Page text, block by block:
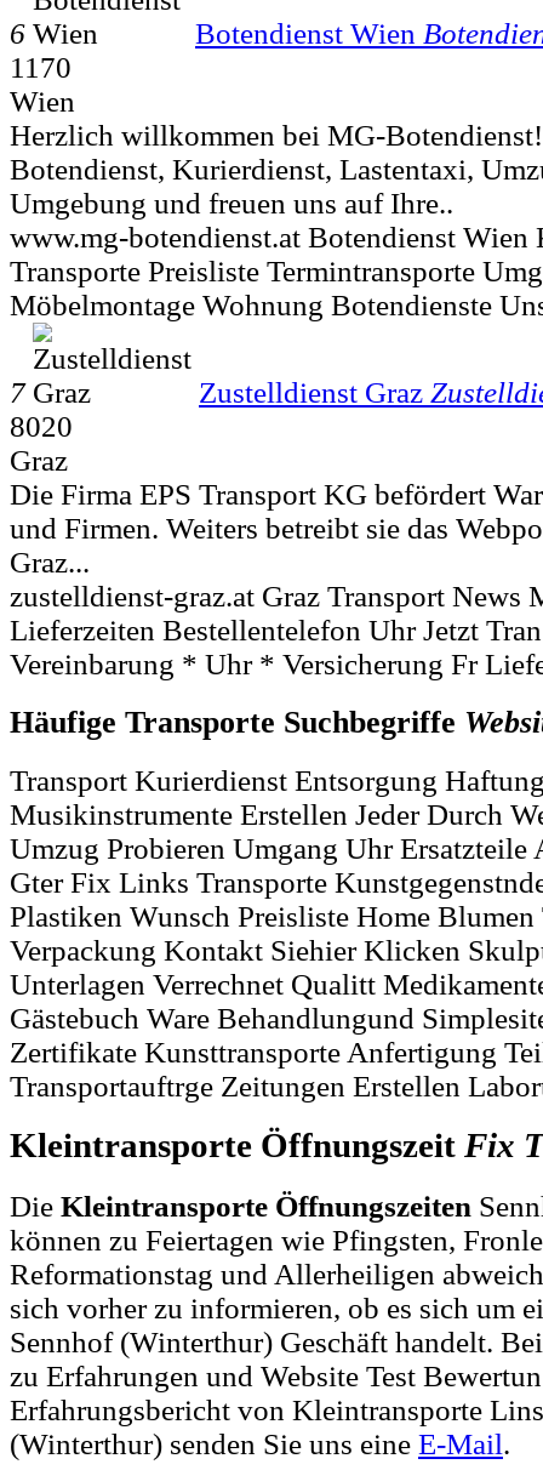
6 Botendienst Wien
1170
Wien
Herzlich willkommen bei MG-
Botendienst, Kurierdienst, Lastentaxi,
Umgebung und freuen uns auf Ihre..
www.mg-botendienst.at Botendienst
Transporte Preisliste Termintransporte
Möbelmontage Wohnung Botendienste
7 Zustelldienst Graz
8020
Graz
Die Firma EPS Transport KG befördert
und Firmen. Weiters betreibt sie das
Graz...
zustelldienst-graz.at Graz Transport
Lieferzeiten Bestellentelefon Uhr Jetzt
Vereinbarung * Uhr * Versicherung Fr
Häufige Transporte Suchbegriffe
Transport Kurierdienst Entsorgung
Musikinstrumente Erstellen Jeder Durch
Umzug Probieren Umgang Uhr Ersatzteile
Gter Fix Links Transporte
Plastiken Wunsch Preisliste Home Blumen
Verpackung Kontakt Siehier Klicken
Unterlagen Verrechnet Qualitt
Gästebuch Ware Behandlungund
Zertifikate Kunsttransporte Anfertigung
Transportauftrge Zeitungen Erstellen
Kleintransporte Öffnungszeit Fix
Die Kleintransporte Öffnungszeiten
können zu Feiertagen wie Pfingsten,
Reformationstag und Allerheiligen
sich vorher zu informieren, ob es sich um
Sennhof (Winterthur) Geschäft handelt.
zu Erfahrungen und Website Test
Erfahrungsbericht von Kleintransporte
(Winterthur) senden Sie uns eine E-Mail.